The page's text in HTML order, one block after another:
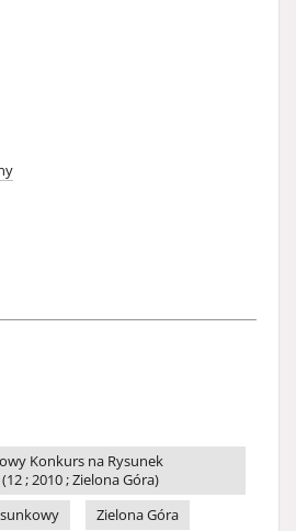
Konkurs na Rysunek
; 2010 ; Zielona Góra)
Zielona Góra